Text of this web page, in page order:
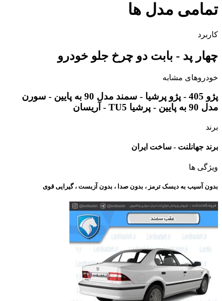
تمامی مدل ها
کاربرد
چهار پد - بابت دو چرخ جلو خودرو
خودروهای مشابه
پژو 405 - پژو پرشیا - سمند مدل 90 به پایین - سورن
مدل 90 به پایین - پرشیا TU5 - آریسان
برند
برند جهانلنت - ساخت ایران
ویژگی ها
بدون آسیب به دیسک ترمز ، بدون صدا ، بدون آزبست ، گیرایی قوی​